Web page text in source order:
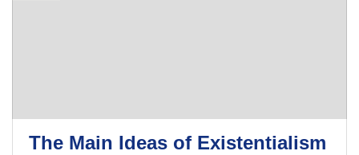
The Main Ideas of Existentialism